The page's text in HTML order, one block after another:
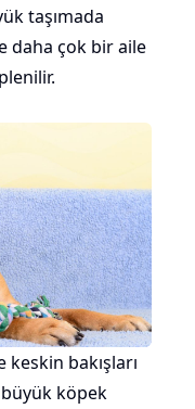
taşımada
daha çok bir aile
keskin bakışları
köpek